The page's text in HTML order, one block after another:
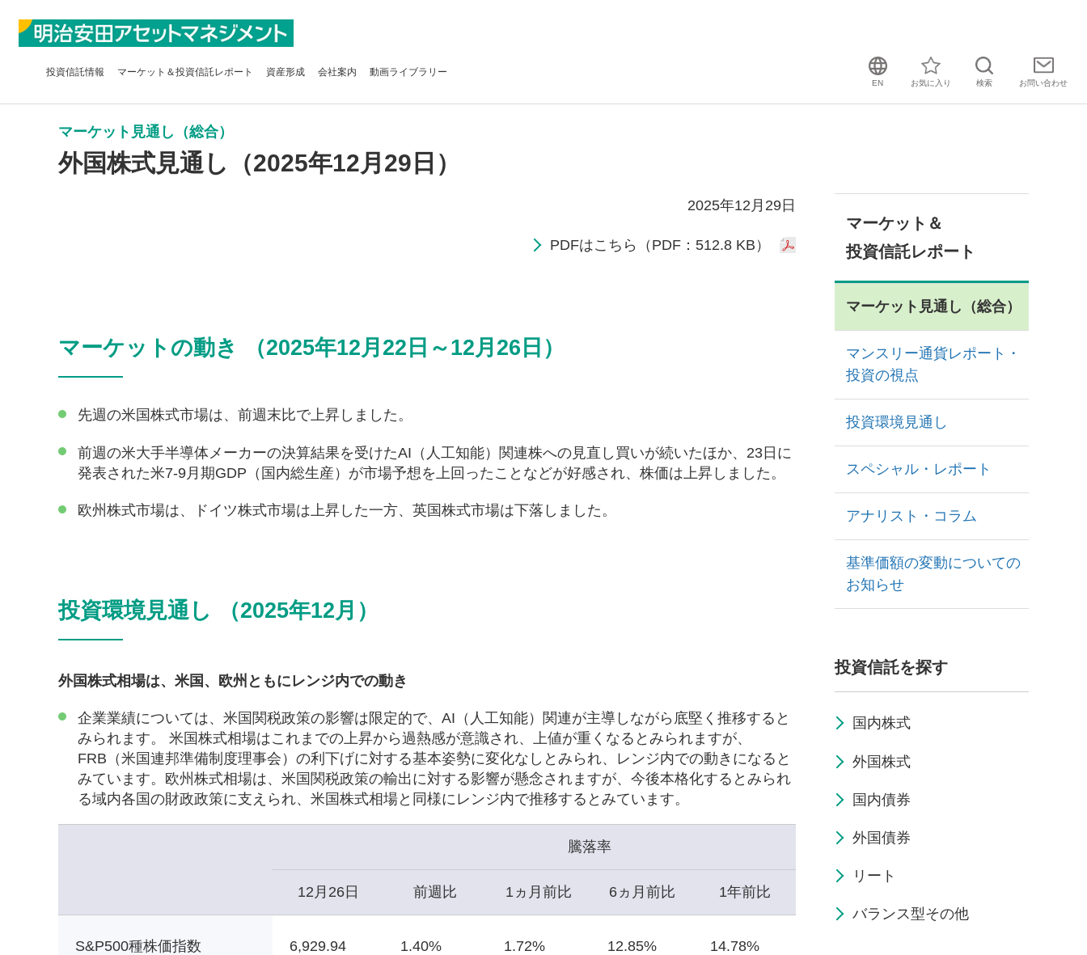
投資信託情報 マーケット＆投資信託レポート 資産形成 会社案内 動画ライブラリー
EN お気に入り 検索 お問い合わせ
マーケット見通し（総合）
外国株式見通し（2025年12月29日）
2025年12月29日
PDFはこちら（PDF：512.8 KB）
マーケットの動き （2025年12月22日～12月26日）
先週の米国株式市場は、前週末比で上昇しました。
前週の米大手半導体メーカーの決算結果を受けたAI（人工知能）関連株への見直し買いが続いたほか、23日に
発表された米7-9月期GDP（国内総生産）が市場予想を上回ったことなどが好感され、株価は上昇しました。
欧州株式市場は、ドイツ株式市場は上昇した一方、英国株式市場は下落しました。
投資環境見通し （2025年12月）
外国株式相場は、米国、欧州ともにレンジ内での動き
企業業績については、米国関税政策の影響は限定的で、AI（人工知能）関連が主導しながら底堅く推移すると
みられます。 米国株式相場はこれまでの上昇から過熱感が意識され、上値が重くなるとみられますが、
FRB（米国連邦準備制度理事会）の利下げに対する基本姿勢に変化なしとみられ、レンジ内での動きになると
みています。欧州株式相場は、米国関税政策の輸出に対する影響が懸念されますが、今後本格化するとみられ
る域内各国の財政政策に支えられ、米国株式相場と同様にレンジ内で推移するとみています。
騰落率
12月26日 前週比 1ヵ月前比 6ヵ月前比 1年前比
S&P500種株価指数 6,929.94 1.40% 1.72% 12.85% 14.78%
マーケット＆
投資信託レポート
マーケット見通し（総合）
マンスリー通貨レポート・
投資の視点
投資環境見通し
スペシャル・レポート
アナリスト・コラム
基準価額の変動についての
お知らせ
投資信託を探す
国内株式
外国株式
国内債券
外国債券
リート
バランス型その他